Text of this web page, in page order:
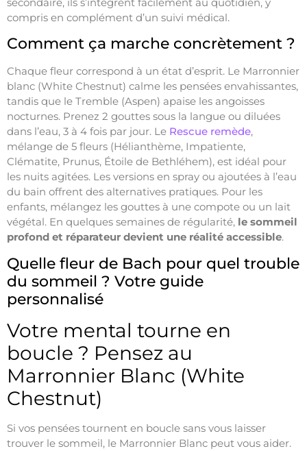
compris en complément d’un suivi médical.
Comment ça marche concrètement ?
Chaque fleur correspond à un état d’esprit. Le Marronnier
blanc (White Chestnut) calme les pensées envahissantes,
tandis que le Tremble (Aspen) apaise les angoisses
nocturnes. Prenez 2 gouttes sous la langue ou diluées
dans l’eau, 3 à 4 fois par jour. Le Rescue remède,
mélange de 5 fleurs (Hélianthème, Impatiente,
Clématite, Prunus, Étoile de Bethléhem), est idéal pour
les nuits agitées. Les versions en spray ou ajoutées à l’eau
du bain offrent des alternatives pratiques. Pour les
enfants, mélangez les gouttes à une compote ou un lait
végétal. En quelques semaines de régularité, le sommeil
profond et réparateur devient une réalité accessible.
Quelle fleur de Bach pour quel trouble
du sommeil ? Votre guide
personnalisé
Votre mental tourne en
boucle ? Pensez au
Marronnier Blanc (White
Chestnut)
Si vos pensées tournent en boucle sans vous laisser
trouver le sommeil, le Marronnier Blanc peut vous aider.